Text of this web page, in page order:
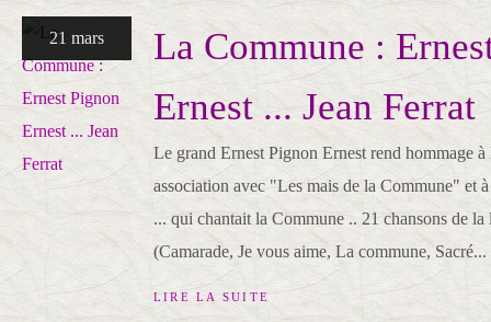
21 mars
La Commune :
Ernest ... Jean Ferrat
Le grand Ernest Pignon Ernest rend hommage
association avec "Les mais de la Commune" et
... qui chantait la Commune .. 21 chansons de la
(Camarade, Je vous aime, La commune, Sacré...
LIRE LA SUITE